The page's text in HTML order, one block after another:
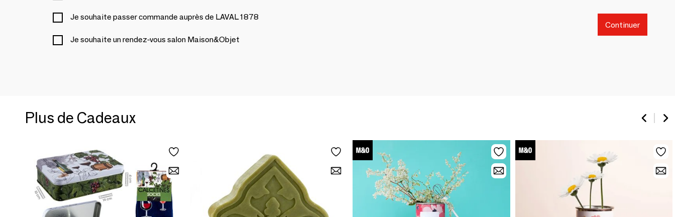
Je souhaite passer commande auprès de LAVAL 1878
Je souhaite un rendez-vous salon Maison&Objet
Continuer
Plus de Cadeaux